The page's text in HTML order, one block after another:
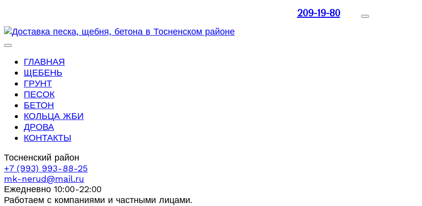
209-19-80
ГЛАВНАЯ
ЩЕБЕНЬ
ГРУНТ
ПЕСОК
БЕТОН
КОЛЬЦА ЖБИ
ДРОВА
КОНТАКТЫ
Тосненский район
+7 (993) 993-88-25
mk-nerud@mail.ru
Ежедневно 10:00-22:00
Работаем с компаниями и частными лицами.